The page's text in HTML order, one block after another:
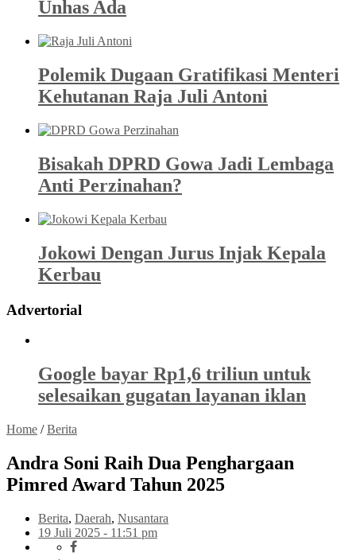
Unhas Ada
Polemik Dugaan Gratifikasi Menteri
Kehutanan Raja Juli Antoni
Bisakah DPRD Gowa Jadi Lembaga
Anti Perzinahan?
Jokowi Dengan Jurus Injak Kepala
Kerbau
Advertorial
Google bayar Rp1,6 triliun untuk
selesaikan gugatan layanan iklan
Home /Berita
Andra Soni Raih Dua Penghargaan
Pimred Award Tahun 2025
Berita, Daerah, Nusantara
19 Juli 2025 - 11:51 pm